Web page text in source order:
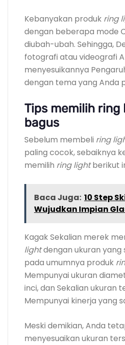
Kebanyakan produk ring
dengan beberapa mode
diubah-ubah. Sehingga,
fotografi atau videografi
menyesuikannya
dengan tema yang Anda
Tips memilih ring
bagus
Sebelum membeli ring
paling cocok, sebaiknya
memilih ring lightberikut
Baca Juga: 10 Step
Wujudkan Impian
Kagak Sekalian merek
lightdengan ukuran yang
pada umumnya produk
Mempunyai ukuran
inci, dan Sekalian ukuran
Mempunyai kinerja yang
Meski demikian, Anda
menyesuaikan ukuran